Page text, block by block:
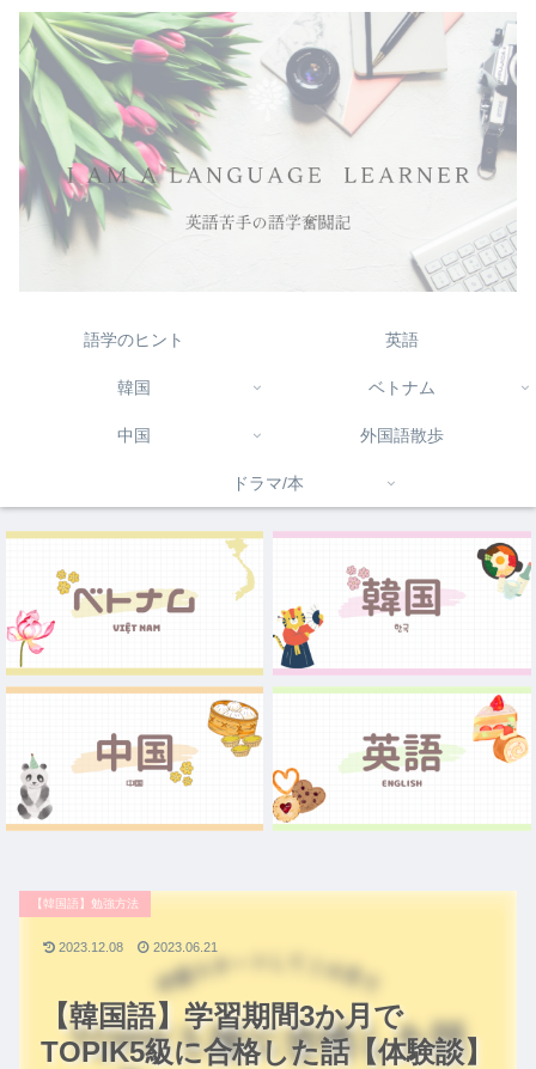
語学のヒント 英語
韓国 ベトナム
中国 外国語散歩
ドラマ/本
【韓国語】学習期間3か月で
TOPIK5級に合格した話【体験談】
【韓国語】勉強方法
2023.12.08 2023.06.21